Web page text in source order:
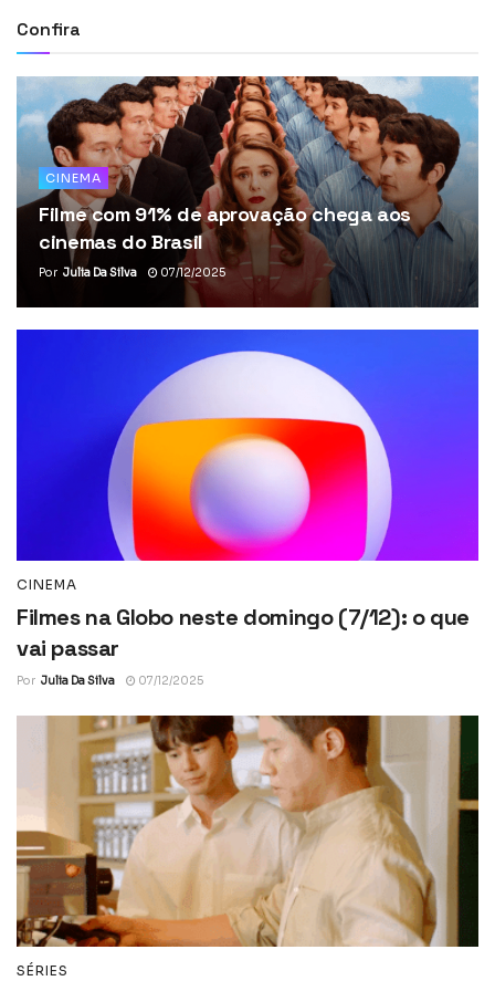
Confira
CINEMA
Filme com 91% de aprovação chega aos
cinemas do Brasil
Por Julia Da Silva 07/12/2025
CINEMA
Filmes na Globo neste domingo (7/12): o que
vai passar
Por Julia Da Silva 07/12/2025
SÉRIES